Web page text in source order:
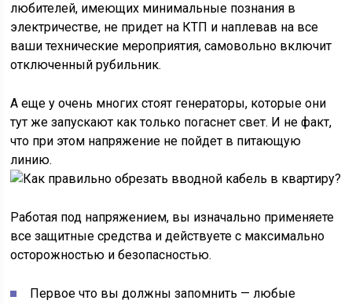
любителей, имеющих минимальные познания в
электричестве, не придет на КТП и наплевав на все
ваши технические мероприятия, самовольно включит
отключенный рубильник.
А еще у очень многих стоят генераторы, которые они
тут же запускают как только погаснет свет. И не факт,
что при этом напряжение не пойдет в питающую
линию.
Работая под напряжением, вы изначально применяете
все защитные средства и действуете с максимально
осторожностью и безопасностью.
Первое что вы должны запомнить — любые